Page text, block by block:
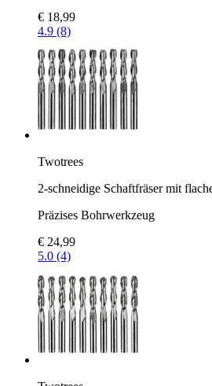
€ 18,99
4.9 (8)
Twotrees
2-schneidige Schaftfräser mit
Präzises Bohrwerkzeug
€ 24,99
5.0 (4)